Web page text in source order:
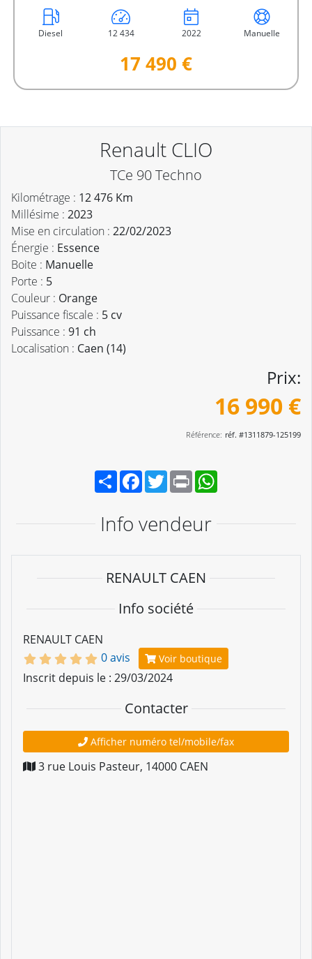
Diesel 12 434 2022 Manuelle
17 490 €
Renault CLIO
TCe 90 Techno
Kilométrage : 12 476 Km
Millésime : 2023
Mise en circulation : 22/02/2023
Énergie : Essence
Boite : Manuelle
Porte : 5
Couleur : Orange
Puissance fiscale : 5 cv
Puissance : 91 ch
Localisation : Caen (14)
Prix:
16 990 €
Référence: réf. #1311879-125199
PartagerFacebook
TwitterPrint
Info vendeur
RENAULT CAEN
Info société
RENAULT CAEN
0 avis
Voir boutique
Inscrit depuis le : 29/03/2024
Contacter
Afficher numéro tel/mobile/fax
3 rue Louis Pasteur, 14000 CAEN